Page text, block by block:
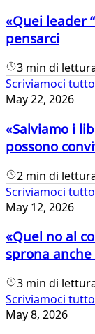
«Quei leader
pensarci
3 min di
Scriviamoci tutto
May 22, 2026
«Salviamo i
possono
2 min di
Scriviamoci tutto
May 12, 2026
«Quel no al
sprona
3 min di
Scriviamoci tutto
May 8, 2026